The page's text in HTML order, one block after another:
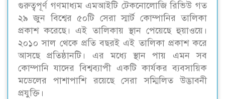
গুরুত্বপূর্ণ গণমাধ্যম এমআইটি টেকনোলোজি রিভিউ গত
২৯ জুন বিশ্বের ৫০টি সেরা স্মার্ট কোম্পানির তালিকা
প্রকাশ করেছে। এই তালিকায় স্থান পেয়েছে হুয়াওয়ে।
২০১০ সাল থেকে প্রতি বছরই এই তালিকা প্রকাশ করে
আসছে প্রতিষ্ঠানটি। এর মধ্যে স্থান পায় এমন সব
কোম্পানি যাদের বিশ্বব্যাপী একটি কার্যকর ব্যবসায়িক
মডেলের পাশাপাশি রয়েছে সেরা সম্মিলিত উদ্ভাবনী
প্রযুক্তি।